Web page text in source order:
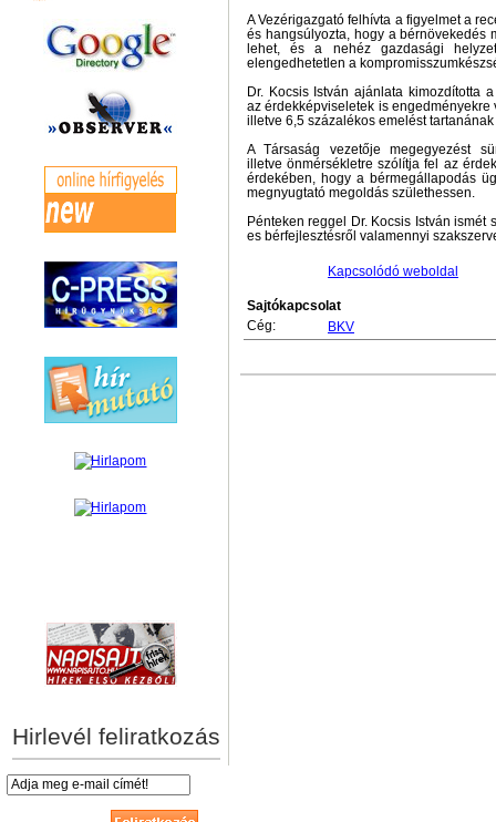
Hirlevél feliratkozás
A Vezérigazgató felhívta a figyelmet a
és hangsúlyozta, hogy a bérnövekedés
lehet, és a nehéz gazdasági
elengedhetetlen a
Dr. Kocsis István ajánlata kimozdította
az érdekképviseletek is
illetve 6,5 százalékos emelést
A Társaság vezetője megegyezést
illetve önmérsékletre szólítja fel az
érdekében, hogy a bérmegállapodás
megnyugtató megoldás születhessen.
Pénteken reggel Dr. Kocsis István ismét
es bérfejlesztésről valamennyi
Kapcsolódó weboldal
Sajtókapcsolat
Cég:
BKV